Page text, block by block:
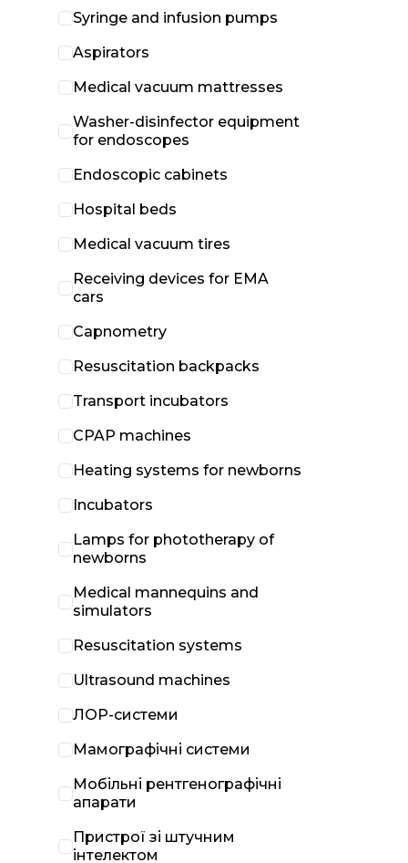
Syringe and infusion pumps
Aspirators
Medical vacuum mattresses
Washer-disinfector equipment
for endoscopes
Endoscopic cabinets
Hospital beds
Medical vacuum tires
Receiving devices for EMA
cars
Capnometry
Resuscitation backpacks
Transport incubators
CPAP machines
Heating systems for newborns
Incubators
Lamps for phototherapy of
newborns
Medical mannequins and
simulators
Resuscitation systems
Ultrasound machines
ЛОР-системи
Мамографічні системи
Мобільні рентгенографічні
апарати
Пристрої зі штучним
інтелектом